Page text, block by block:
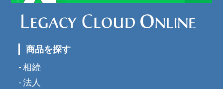
商品を探す
相続
法人